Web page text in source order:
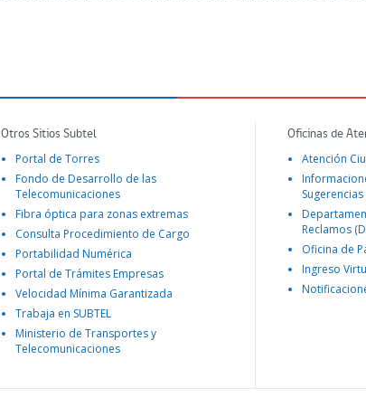
Otros Sitios Subtel
Portal de Torres
Fondo de Desarrollo de las
Telecomunicaciones
Fibra óptica para zonas extremas
Consulta Procedimiento de Cargo
Portabilidad Numérica
Portal de Trámites Empresas
Velocidad Mínima Garantizada
Trabaja en SUBTEL
Ministerio de Transportes y
Telecomunicaciones
Oficinas de
Atención
Sugerencias
Reclamos
Oficina de
Ingreso